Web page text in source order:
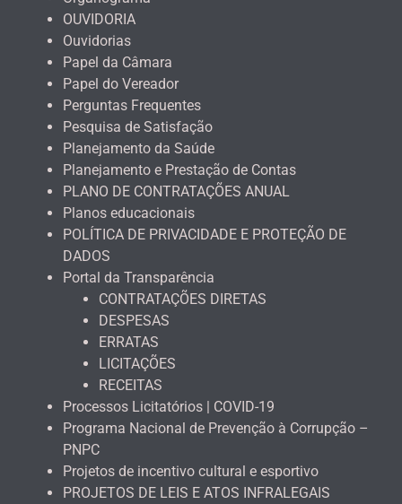
OUVIDORIA
Ouvidorias
Papel da Câmara
Papel do Vereador
Perguntas Frequentes
Pesquisa de Satisfação
Planejamento da Saúde
Planejamento e Prestação de Contas
PLANO DE CONTRATAÇÕES ANUAL
Planos educacionais
POLÍTICA DE PRIVACIDADE E PROTEÇÃO DE
DADOS
Portal da Transparência
CONTRATAÇÕES DIRETAS
DESPESAS
ERRATAS
LICITAÇÕES
RECEITAS
Processos Licitatórios | COVID-19
Programa Nacional de Prevenção à Corrupção –
PNPC
Projetos de incentivo cultural e esportivo
PROJETOS DE LEIS E ATOS INFRALEGAIS